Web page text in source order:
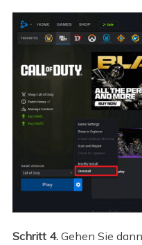
Schritt 4. Gehen Sie